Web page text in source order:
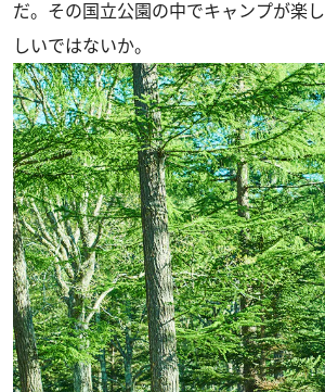
だ。その国立公園の中でキャンプが楽
しいではないか。